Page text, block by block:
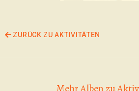
ZURÜCK ZU AKTIVITÄTEN
Mehr Alben zu